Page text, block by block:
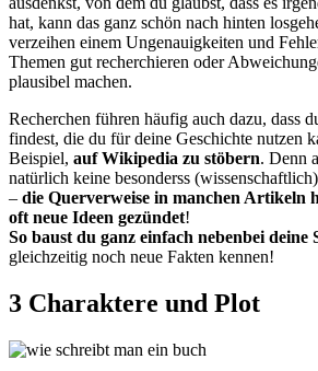
hat, kann das ganz schön nach hinten
verzeihen einem Ungenauigkeiten und
Themen gut recherchieren oder
plausibel machen.
Recherchen führen häufig auch dazu, dass
findest, die du für deine Geschichte nutzen
Beispiel, auf Wikipedia zu stöbern. Denn
natürlich keine besonderss
– die Querverweise in manchen Artikeln
oft neue Ideen gezündet!
So baust du ganz einfach nebenbei deine
gleichzeitig noch neue Fakten kennen!
3 Charaktere und Plot